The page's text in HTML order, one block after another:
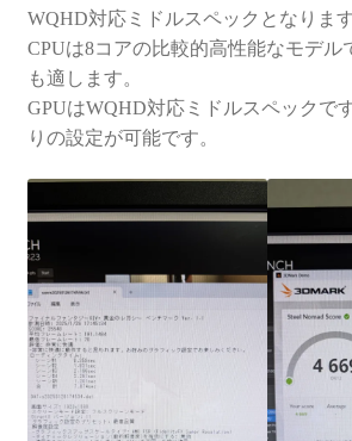
WQHD対応ミドルスペックとなります
CPUは8コアの比較的高性能なモデル
も適します。
GPUはWQHD対応ミドルスペックで
りの設定が可能です。